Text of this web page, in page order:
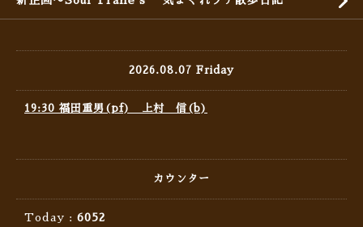
2026.08.07 Friday
19:30 福田重男(pf) 上村 信(b)
カウンター
Today : 6052